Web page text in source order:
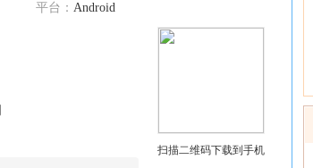
平台： Android
扫描二维码下载到手机